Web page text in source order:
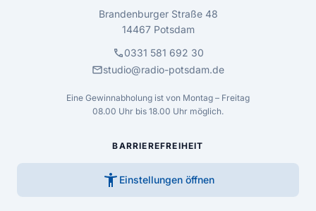
Brandenburger Straße 48
14467 Potsdam
call0331 581 692 30
mailstudio@radio-potsdam.de
Eine Gewinnabholung ist von Montag – Freitag
08.00 Uhr bis 18.00 Uhr möglich.
BARRIEREFREIHEIT
accessibility_new Einstellungen öffnen